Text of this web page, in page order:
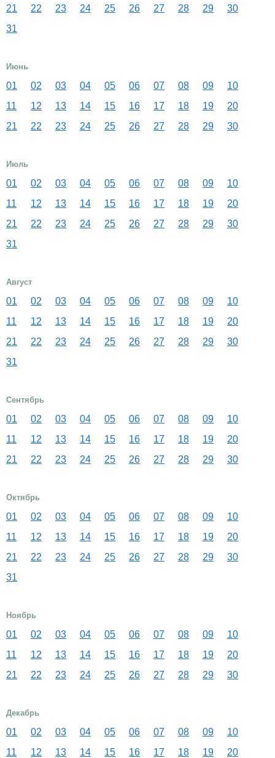
21
22 23 24 25 26 27 28 29
30
31
Июнь
01 02 03 04 05 06 07 08 09
10
11
12 13 14 15 16 17 18 19
20
21
22 23 24 25 26 27 28 29 30
Июль
01 02 03 04 05 06 07 08 09
10
11
12 13 14 15 16 17 18 19
20
21
22 23 24 25 26 27 28 29
30
31
Август
01 02 03 04 05 06 07 08 09
10
11
12 13 14 15 16 17 18 19
20
21
22 23 24 25 26 27 28 29
30
31
Сентябрь
01 02 03 04 05 06 07 08 09
10
11
12 13 14 15 16 17 18 19
20
21
22 23 24 25 26 27 28 29 30
Октябрь
01 02 03 04 05 06 07 08 09
10
11
12 13 14 15 16 17 18 19
20
21
22 23 24 25 26 27 28 29
30
31
Ноябрь
01 02 03 04 05 06 07 08 09
10
11
12 13 14 15 16 17 18 19
20
21
22 23 24 25 26 27 28 29 30
Декабрь
01 02 03 04 05 06 07 08 09
10
11
12 13 14 15 16 17 18 19 20